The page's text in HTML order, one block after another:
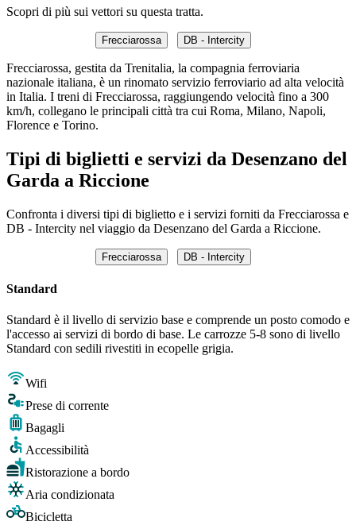
Scopri di più sui vettori su questa tratta.
Frecciarossa DB - Intercity
Frecciarossa, gestita da Trenitalia, la compagnia ferroviaria
nazionale italiana, è un rinomato servizio ferroviario ad alta velocità
in Italia. I treni di Frecciarossa, raggiungendo velocità fino a 300
km/h, collegano le principali città tra cui Roma, Milano, Napoli,
Florence e Torino.
Tipi di biglietti e servizi da Desenzano del
Garda a Riccione
Confronta i diversi tipi di biglietto e i servizi forniti da Frecciarossa e
DB - Intercity nel viaggio da Desenzano del Garda a Riccione.
Frecciarossa DB - Intercity
Standard
Standard è il livello di servizio base e comprende un posto comodo e
l'accesso ai servizi di bordo di base. Le carrozze 5-8 sono di livello
Standard con sedili rivestiti in ecopelle grigia.
Wifi
Prese di corrente
Bagagli
Accessibilità
Ristorazione a bordo
Aria condizionata
Bicicletta